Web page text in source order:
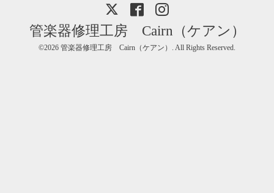
管楽器修理工房 Cairn（ケアン）
©2026 管楽器修理工房 Cairn（ケアン） . All Rights Reserved.